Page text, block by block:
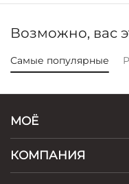
Возможно, вас
Самые популярные
МОЁ
КОМПАНИЯ